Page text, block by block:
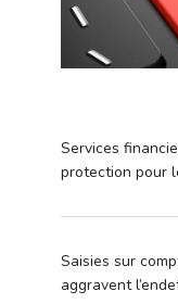
Services
protection pour
Saisies sur
aggravent